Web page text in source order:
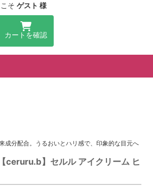
そ ゲスト 様
カートを確認
成分配合。うるおいとハリ感で、印象的な目元へ
】セルル アイクリーム ヒ